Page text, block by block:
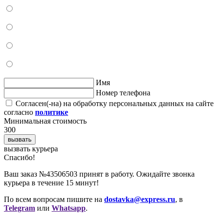
Имя
Номер телефона
Согласен(-на) на обработку персональных данных на сайте
согласно политике
Минимальная стоимость
300
вызвать
вызвать курьера
Cпасибо!
Ваш заказ №43506503 принят в работу. Ожидайте звонка
курьера в течение 15 минут!
По всем вопросам пишите на dostavka@express.ru, в
Telegram или Whatsapp.